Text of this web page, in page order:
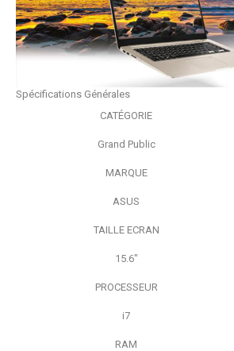
Spécifications Générales
CATÉGORIE
Grand Public
MARQUE
ASUS
TAILLE ECRAN
15.6"
PROCESSEUR
i7
RAM